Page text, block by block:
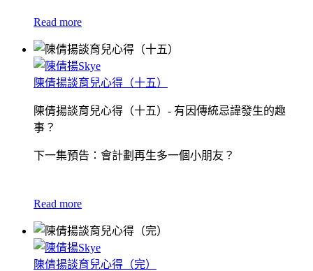
Read more
陳倩揚談育兒心得（十五）
陳倩揚談育兒心得（十五）- 有因傳統忌諱發生的趣
事？
下一集預告：會計劃再生多一個小朋友？
Read more
陳倩揚談育兒心得（完）